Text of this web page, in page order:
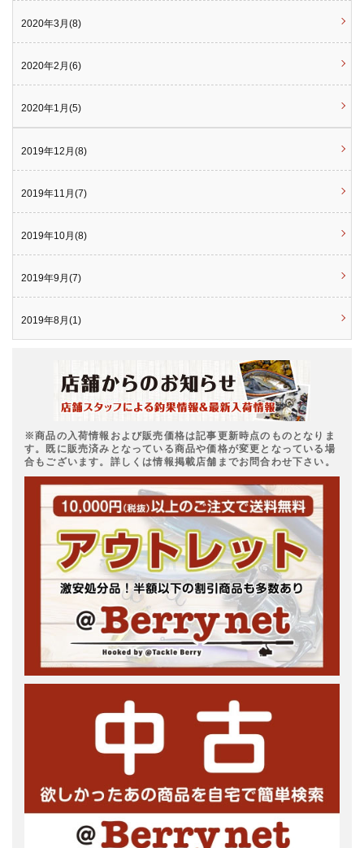
2020年3月(8)
2020年2月(6)
2020年1月(5)
2019年12月(8)
2019年11月(7)
2019年10月(8)
2019年9月(7)
2019年8月(1)
※商品の入荷情報および販売価格は記事更新時点のものとなりま
す。既に販売済みとなっている商品や価格が変更となっている場
合もございます。詳しくは情報掲載店舗までお問合わせ下さい。